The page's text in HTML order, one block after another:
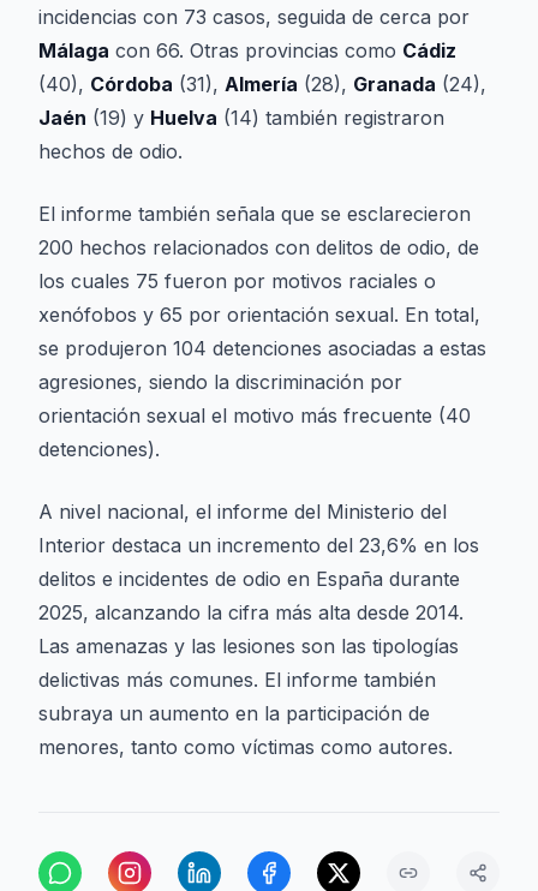
incidencias con 73 casos, seguida de cerca por
Málaga con 66. Otras provincias como Cádiz
(40), Córdoba (31), Almería (28), Granada (24),
Jaén (19) y Huelva (14) también registraron
hechos de odio.
El informe también señala que se esclarecieron
200 hechos relacionados con delitos de odio, de
los cuales 75 fueron por motivos raciales o
xenófobos y 65 por orientación sexual. En total,
se produjeron 104 detenciones asociadas a estas
agresiones, siendo la discriminación por
orientación sexual el motivo más frecuente (40
detenciones).
A nivel nacional, el informe del Ministerio del
Interior destaca un incremento del 23,6% en los
delitos e incidentes de odio en España durante
2025, alcanzando la cifra más alta desde 2014.
Las amenazas y las lesiones son las tipologías
delictivas más comunes. El informe también
subraya un aumento en la participación de
menores, tanto como víctimas como autores.